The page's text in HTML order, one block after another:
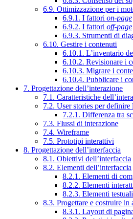
6.9. Ottimizzazione per i
6.9.1. I fattori on-page
6.9.2. I fattori off-page
6.9.3. Strumenti di
6.10. Gestire i contenuti
6.10.1. L’inventario
6.10.2. Revisionare i
6.10.3. Migrare i
6.10.4. Pubblicare i
7. Progettazione dell’interazione
7.1. Caratteristiche
7.2. User stories per definire
7.2.1. Differenza tra
7.3. Flussi di interazione
7.4. Wireframe
7.5. Prototipi interattivi
8. Progettazione dell’interfaccia
8.1. Obiettivi dell’interfaccia
8.2. Elementi dell’interfaccia
8.2.1. Elementi di
8.2.2. Elementi
8.2.3. Elementi
8.3. Progettare e costruire in
8.3.1. Layout di